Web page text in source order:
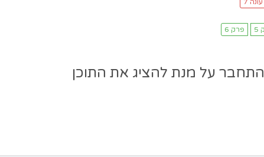
התחבר על מנת להציג את התוכן